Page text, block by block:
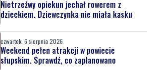
czwartek, 6 sierpnia 2026
Weekend pełen atrakcji w powiecie
czwartek, 6 sierpnia 2026
Kolorowy korowód, muzyka i regionalne